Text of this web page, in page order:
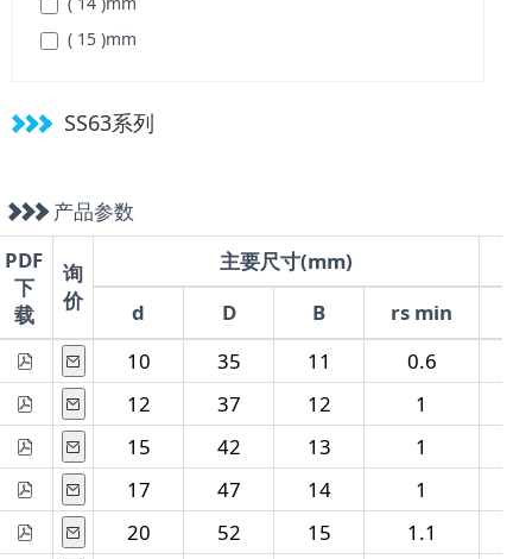
( 15 )mm
mm
( 25 )mm
( 29 )mm
SS63系列
产品参数
PDF
下
载
询
价
主要尺寸(mm)
d
D B rs min
10
35 11 0.6
12
37 12 1
15
42 13 1
17
47 14 1
20
52 15 1.1